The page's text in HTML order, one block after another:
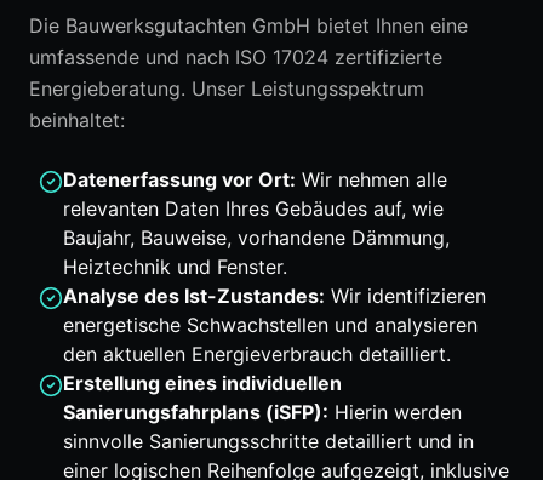
Die Bauwerksgutachten GmbH bietet Ihnen eine
umfassende und nach ISO 17024 zertifizierte
Energieberatung. Unser Leistungsspektrum
beinhaltet:
Datenerfassung vor Ort: Wir nehmen alle
relevanten Daten Ihres Gebäudes auf, wie
Baujahr, Bauweise, vorhandene Dämmung,
Heiztechnik und Fenster.
Analyse des Ist-Zustandes: Wir identifizieren
energetische Schwachstellen und analysieren
den aktuellen Energieverbrauch detailliert.
Erstellung eines individuellen
Sanierungsfahrplans (iSFP): Hierin werden
sinnvolle Sanierungsschritte detailliert und in
einer logischen Reihenfolge aufgezeigt, inklusive